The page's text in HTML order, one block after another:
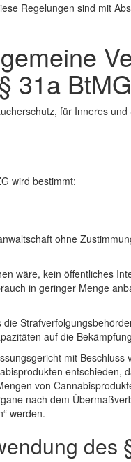
Regelungen sind mit
31a
für Inneres
wird bestimmt:
ohne
wäre, kein öffentliches
in geringer Menge
auf die
mit
entschieden,
von
nach dem
werden.
des